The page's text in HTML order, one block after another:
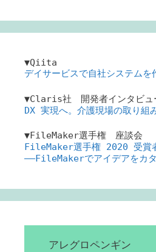
▼Qiita
デイサービスで自社システムを
▼Claris社 開発者インタビュ
DX 実現へ。介護現場の取り組
▼FileMaker選手権 座談会
FileMaker選手権 2020 受賞
――FileMakerでアイデアをカ
アレグロペンギン